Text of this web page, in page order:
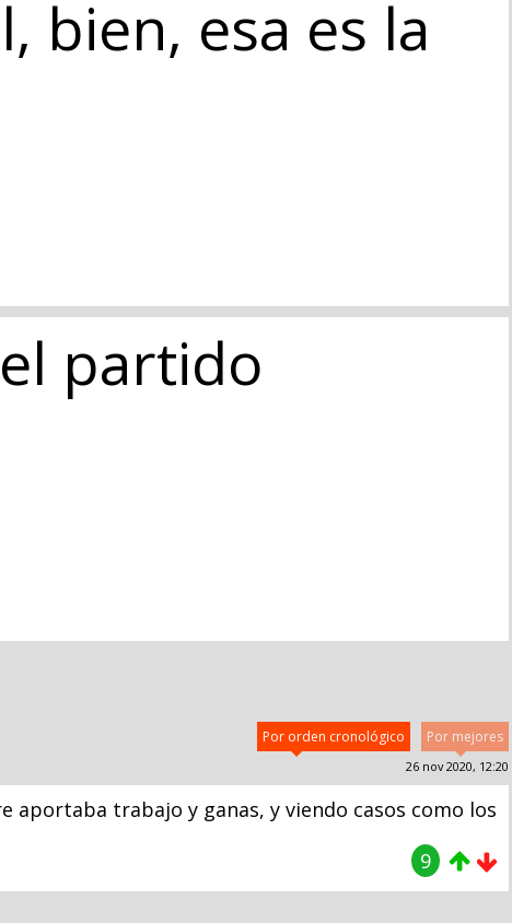
bien, esa es la
partido
Por mejores
Por orden cronológico
26 nov 2020, 12:20
aportaba trabajo y ganas, y viendo casos como los
9